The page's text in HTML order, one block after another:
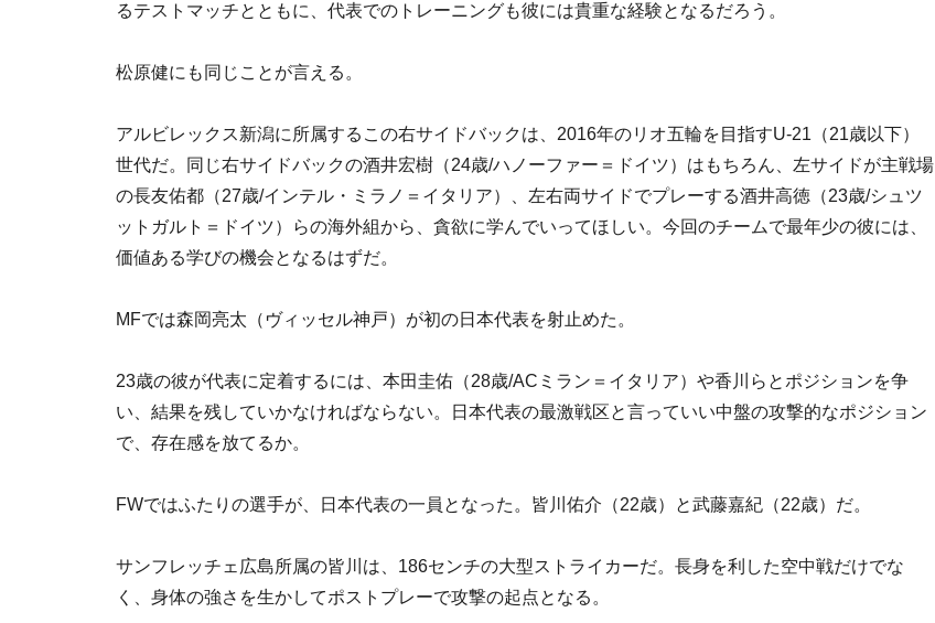
るテストマッチとともに、代表でのトレーニングも彼には貴重な経験となるだろう。
松原健にも同じことが言える。
アルビレックス新潟に所属するこの右サイドバックは、2016年のリオ五輪を目指すU-21（21歳以下）
世代だ。同じ右サイドバックの酒井宏樹（24歳/ハノーファー＝ドイツ）はもちろん、左サイドが主戦場
の長友佑都（27歳/インテル・ミラノ＝イタリア）、左右両サイドでプレーする酒井高徳（23歳/シュツ
ットガルト＝ドイツ）らの海外組から、貪欲に学んでいってほしい。今回のチームで最年少の彼には、
価値ある学びの機会となるはずだ。
MFでは森岡亮太（ヴィッセル神戸）が初の日本代表を射止めた。
23歳の彼が代表に定着するには、本田圭佑（28歳/ACミラン＝イタリア）や香川らとポジションを争
い、結果を残していかなければならない。日本代表の最激戦区と言っていい中盤の攻撃的なポジション
で、存在感を放てるか。
FWではふたりの選手が、日本代表の一員となった。皆川佑介（22歳）と武藤嘉紀（22歳）だ。
サンフレッチェ広島所属の皆川は、186センチの大型ストライカーだ。長身を利した空中戦だけでな
く、身体の強さを生かしてポストプレーで攻撃の起点となる。